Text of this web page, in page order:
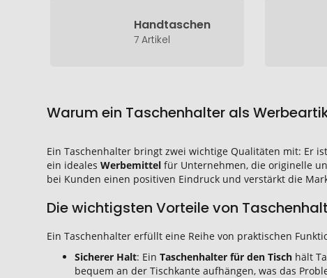
Handtaschen
7 Artikel
Warum ein Taschenhalter als
Ein Taschenhalter bringt zwei wichtige Qualitäten mit: Er
ein idealesWerbemittel für Unternehmen, die originelle
bei Kunden einen positiven Eindruck und verstärkt die
Die wichtigsten Vorteile von
Ein Taschenhalter erfüllt eine Reihe von praktischen
Sicherer Halt: EinTaschenhalter für den Tisch hält
bequem an der Tischkante aufhängen, was das